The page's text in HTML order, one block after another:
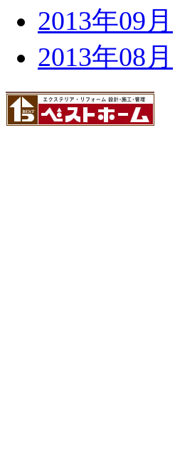
2013年09月
2013年08月